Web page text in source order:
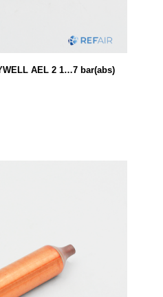
AEL 2 1…7 bar(abs)